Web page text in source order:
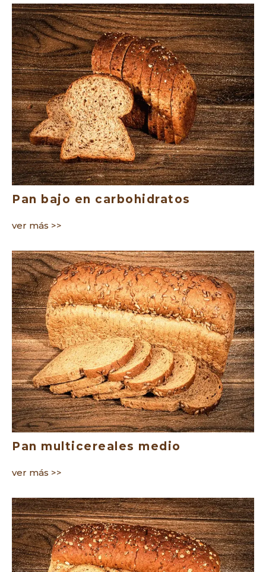
Pan bajo en carbohidratos
ver más >>
Pan multicereales medio
ver más >>